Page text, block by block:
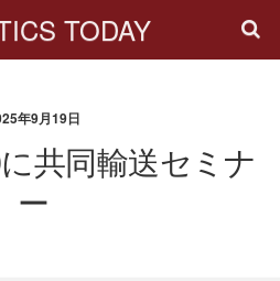
TODAY
年9月19日
共同輸送セミナ
ー